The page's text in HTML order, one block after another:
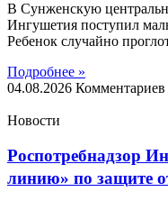
В Сунженскую
Ингушетия поступил
Ребенок случайно
Подробнее »
04.08.2026 Комментариев
Новости
Роспотребнадзор
линию» по защите